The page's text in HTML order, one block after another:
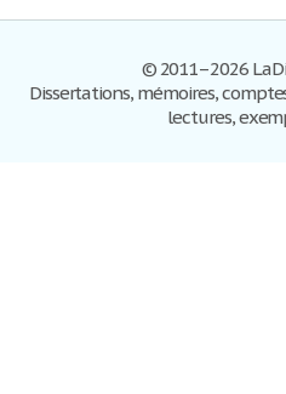
© 2011–2026
Dissertations, mémoires,
lectures,